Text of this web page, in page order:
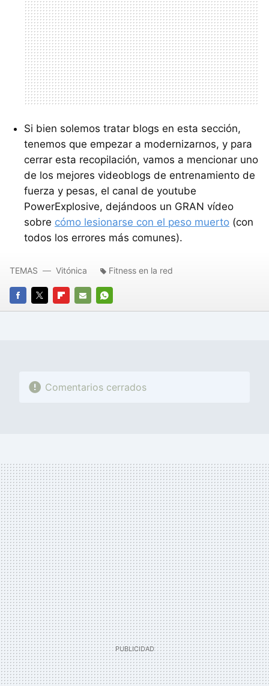
Si bien solemos tratar blogs en esta sección,
tenemos que empezar a modernizarnos, y para
cerrar esta recopilación, vamos a mencionar uno
de los mejores videoblogs de entrenamiento de
fuerza y pesas, el canal de youtube
PowerExplosive, dejándoos un GRAN vídeo
sobre cómo lesionarse con el peso muerto (con
todos los errores más comunes).
FACEBOOK
TWITTERFLIPBOARD
E-
WHATSAPP
TEMAS Vitónica Fitness en la red
Comentarios cerrados